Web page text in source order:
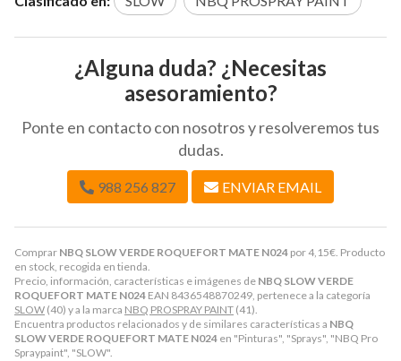
Comprar NBQ SLOW VERDE ROQUEFORT MATE N024 por4,15€. Producto
en stock, recogida en tienda.
Precio, información, características e imágenes de NBQ SLOW VERDE
ROQUEFORT MATE N024 EAN 8436548870249, pertenece a la categoría
SLOW (40) y a la marca NBQ PROSPRAY PAINT (41).
Encuentra productos relacionados y de similares características a NBQ
SLOW VERDE ROQUEFORT MATE N024 en "Pinturas", "Sprays", "NBQ Pro
Spraypaint", "SLOW".
¿Alguna duda? ¿Necesitas
asesoramiento?
Ponte en contacto con nosotros y resolveremos tus
dudas.
988 256 827 ENVIAR EMAIL